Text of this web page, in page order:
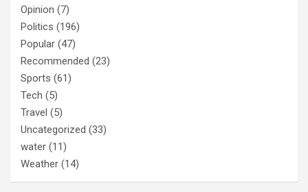
Opinion (7)
Politics (196)
Popular (47)
Recommended (23)
Sports (61)
Tech (5)
Travel (5)
Uncategorized (33)
water (11)
Weather (14)